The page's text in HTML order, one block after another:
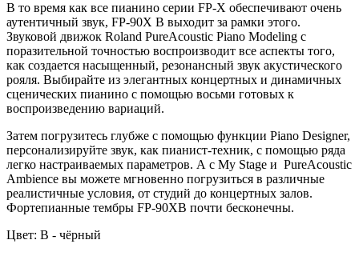
В то время как все пианино серии FP-X обеспечивают очень
аутентичный звук, FP-90X B выходит за рамки этого.
Звуковой движок Roland PureAcoustic Piano Modeling с
поразительной точностью воспроизводит все аспекты того,
как создается насыщенный, резонансный звук акустического
рояля. Выбирайте из элегантных концертных и динамичных
сценических пианино с помощью восьми готовых к
воспроизведению вариаций.
Затем погрузитесь глубже с помощью функции Piano Designer,
персонализируйте звук, как пианист-техник, с помощью ряда
легко настраиваемых параметров. А с My Stage и PureAcoustic
Ambience вы можете мгновенно погрузиться в различные
реалистичные условия, от студий до концертных залов.
Фортепианные тембры FP-90XB почти бесконечны.
Цвет: B - чёрный